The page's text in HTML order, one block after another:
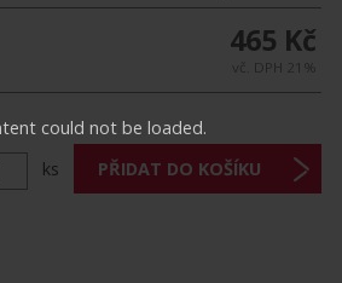
could not be loaded.
465 Kč
vč. DPH 21%
ks